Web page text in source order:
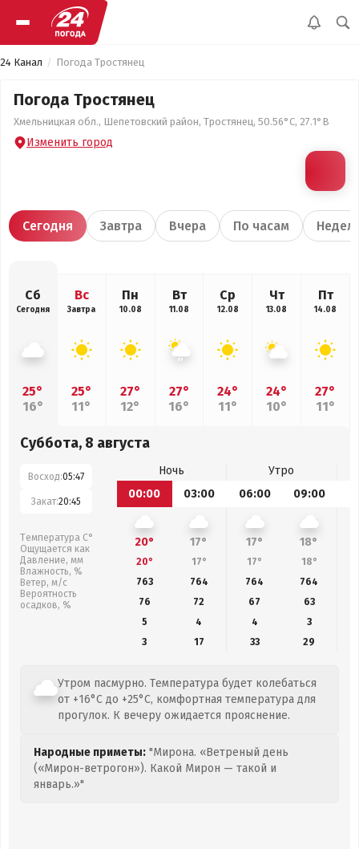
24 Канал Погода Тростянец
Погода Тростянец
Хмельницкая обл., Шепетовский район, Тростянец, 50.56°С, 27.1°В
Изменить город
Сегодня Завтра Вчера По часам
Сб
Сегодня
25°
16°
Вс
Завтра
25°
11°
Пн
10.08
27°
12°
Вт
11.08
27°
16°
Ср
12.08
24°
11°
Чт
13.08
24°
10°
Пт
14.08
27°
11°
Суббота, 8 августа
Восход:05:47
Закат:20:45
Температура С°
Ощущается как
Давление, мм
Влажность, %
Ветер, м/с
Вероятность
осадков, %
Ночь
Утро
00:00
03:00 06:00 09:00
20° 17° 17° 18°
20° 17° 17° 18°
763
764 764 764
76
72 67
63
5
4 4
3
3
17 33 29
Утром пасмурно. Температура будет колебаться
от +16°C до +25°C, комфортная температура для
прогулок. К вечеру ожидается прояснение.
Народные приметы: "Мирона. «Ветреный день
(«Мирон-ветрогон»). Какой Мирон — такой и
январь.»"